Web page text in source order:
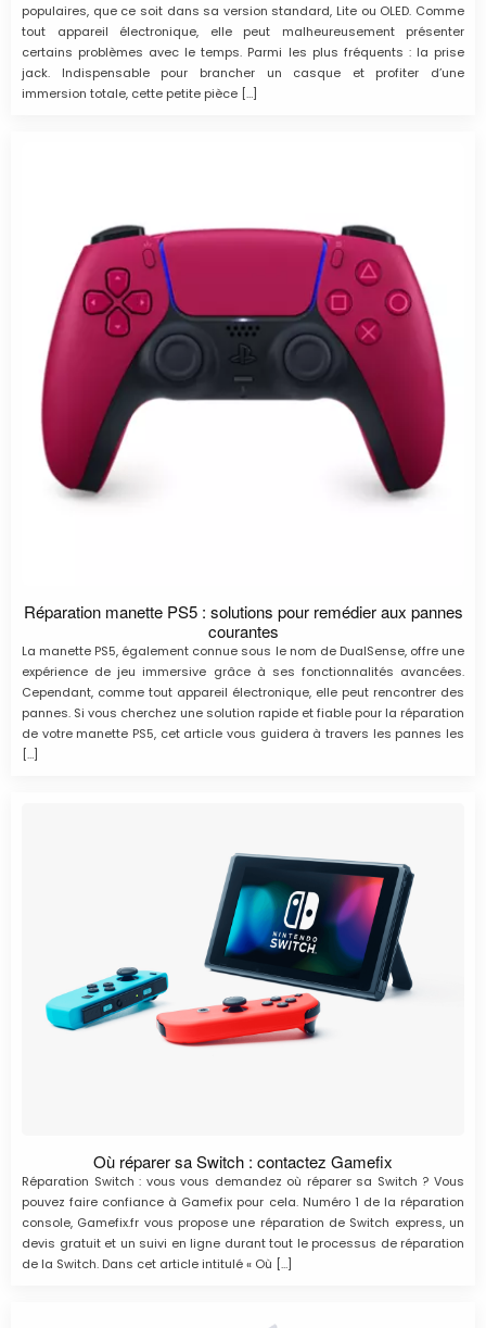
populaires, que ce soit dans sa version standard, Lite ou OLED. Comme
tout appareil électronique, elle peut malheureusement présenter
certains problèmes avec le temps. Parmi les plus fréquents : la prise
jack. Indispensable pour brancher un casque et profiter d’une
immersion totale, cette petite pièce […]
Réparation manette PS5 : solutions pour remédier aux pannes
courantes
La manette PS5, également connue sous le nom de DualSense, offre une
expérience de jeu immersive grâce à ses fonctionnalités avancées.
Cependant, comme tout appareil électronique, elle peut rencontrer des
pannes. Si vous cherchez une solution rapide et fiable pour la réparation
de votre manette PS5, cet article vous guidera à travers les pannes les
[…]
Où réparer sa Switch : contactez Gamefix
Réparation Switch : vous vous demandez où réparer sa Switch ? Vous
pouvez faire confiance à Gamefix pour cela. Numéro 1 de la réparation
console, Gamefix.fr vous propose une réparation de Switch express, un
devis gratuit et un suivi en ligne durant tout le processus de réparation
de la Switch. Dans cet article intitulé « Où […]